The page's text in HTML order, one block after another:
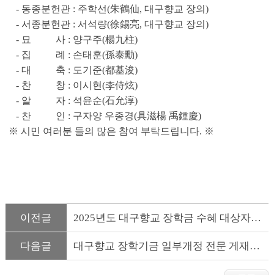
- 동종분헌관 : 주학선(朱鶴仙, 대구향교 장의)
- 서종분헌관 : 서석량(徐錫亮, 대구향교 장의)
- 묘 사 : 양구주(楊九柱)
- 집 례 : 손태훈(孫泰勳)
- 대 축 : 도기준(都基浚)
- 찬 창 : 이시현(李侍炫)
- 알 자 : 석윤순(石允淳)
- 찬 인 : 구자양 우종경(具滋楊 禹鍾慶)
※ 시민 여러분 들의 많은 참여 부탁드립니다. ※
이전글 2025년도 대구향교 장학금 수혜 대상자 선정 및 수여식 안내
다음글 대구향교 장학기금 일부개정 전문 게재(2025.9.17 일부개정)